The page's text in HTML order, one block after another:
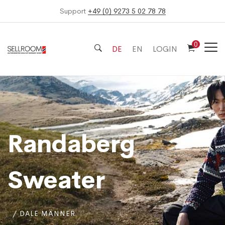
Support +49 (0) 9273 5 02 78 78
DE EN LOGIN 0
Randaberg
Sweater
DALE MÄNNER